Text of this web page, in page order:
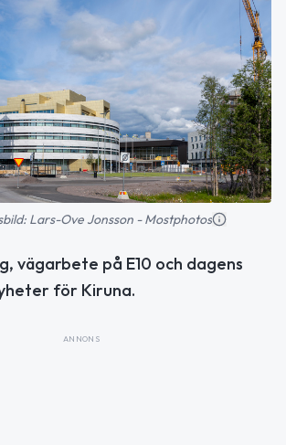
Lars-Ove Jonsson - Mostphotos
vägarbete på E10 och dagens
för Kiruna.
ANNONS